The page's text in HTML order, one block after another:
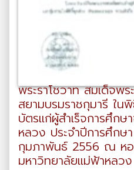
พระราโชวาท สมเด็จพ
สยามบรมราชกุมารี ใ
บัตรแก่ผู้สำเร็จการศึก
หลวง ประจำปีการศึก
กุมภาพันธ์ 2556 ณ หอ
มหาวิทยาลัยแม่ฟ้าหลว